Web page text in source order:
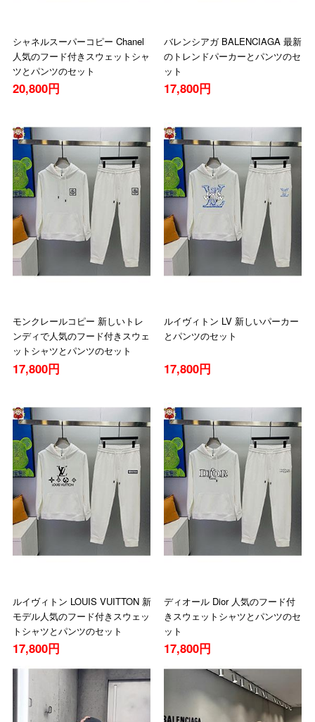
シャネルスーパーコピー Chanel
人気のフード付きスウェットシャ
ツとパンツのセット
20,800円
バレンシアガ BALENCIAGA 最新
のトレンドパーカーとパンツのセ
ット
17,800円
モンクレールコピー 新しいトレ
ンディで人気のフード付きスウェ
ットシャツとパンツのセット
17,800円
ルイヴィトン LV 新しいパーカー
とパンツのセット
17,800円
ルイヴィトン LOUIS VUITTON 新
モデル人気のフード付きスウェッ
トシャツとパンツのセット
17,800円
ディオール Dior 人気のフード付
きスウェットシャツとパンツのセ
ット
17,800円